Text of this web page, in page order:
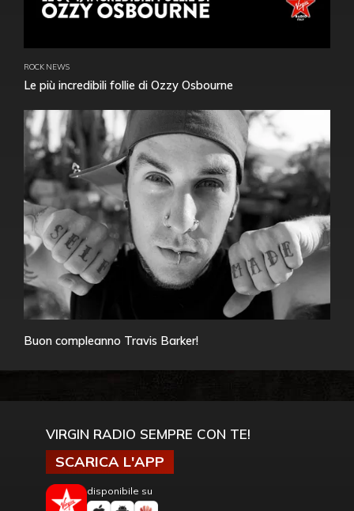
ROCK NEWS
Le più incredibili follie di Ozzy Osbourne
Buon compleanno Travis Barker!
VIRGIN RADIO SEMPRE CON TE!
SCARICA L'APP
disponibile su